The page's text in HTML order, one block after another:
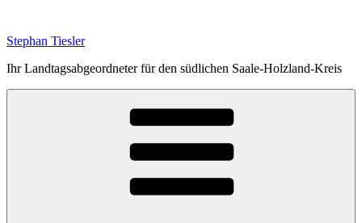
springen
Stephan Tiesler
Ihr Landtagsabgeordneter für den südlichen Saale-Holzland-Kreis